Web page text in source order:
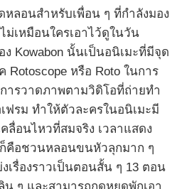
ลอนสำหรับเพื่อน ๆ ที่กำลังมอง
เหมือนใครเอาไว้ดูในวัน
ง Kowabon นั้นเป็นอนิเมะที่มีจุด
Rotoscope หรือ Roto ในการ
ารวาดภาพตามวิดิโอที่ถ่ายทำ
ฟรม ทำให้ตัวละครในอนิเมะมี
ลื่อนไหวที่สมจริง เวลาแสดง
คือชวนหลอนขนหัวลุกมาก ๆ
เรื่องราวเป็นตอนสั้น ๆ 13 ตอน